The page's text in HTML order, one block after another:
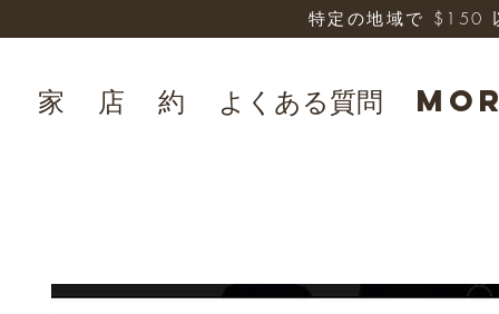
家 店 約 よくある質問
特定の地域で $150